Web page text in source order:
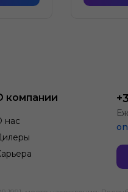
компании
нас